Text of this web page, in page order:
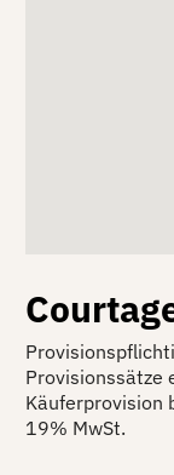
Provisionssätze
Käuferprovision
19% MwSt.